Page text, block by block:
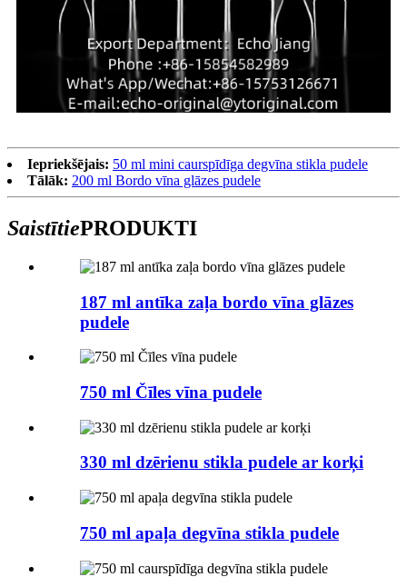
Iepriekšējais: 50 ml mini caurspīdīga degvīna stikla pudele
Tālāk: 200 ml Bordo vīna glāzes pudele
SaistītiePRODUKTI
187 ml antīka zaļa bordo vīna glāzes
pudele
750 ml Čīles vīna pudele
330 ml dzērienu stikla pudele ar korķi
750 ml apaļa degvīna stikla pudele